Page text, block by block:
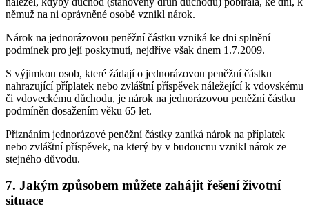
němuž na ni oprávněné osobě vznikl nárok.
Nárok na jednorázovou peněžní částku vzniká ke dni splnění
podmínek pro její poskytnutí, nejdříve však dnem 1.7.2009.
S výjimkou osob, které žádají o jednorázovou peněžní částku
nahrazující příplatek nebo zvláštní příspěvek náležející k vdovskému
či vdoveckému důchodu, je nárok na jednorázovou peněžní částku
podmíněn dosažením věku 65 let.
Přiznáním jednorázové peněžní částky zaniká nárok na příplatek
nebo zvláštní příspěvek, na který by v budoucnu vznikl nárok ze
stejného důvodu.
7. Jakým způsobem můžete zahájit řešení životní
situace